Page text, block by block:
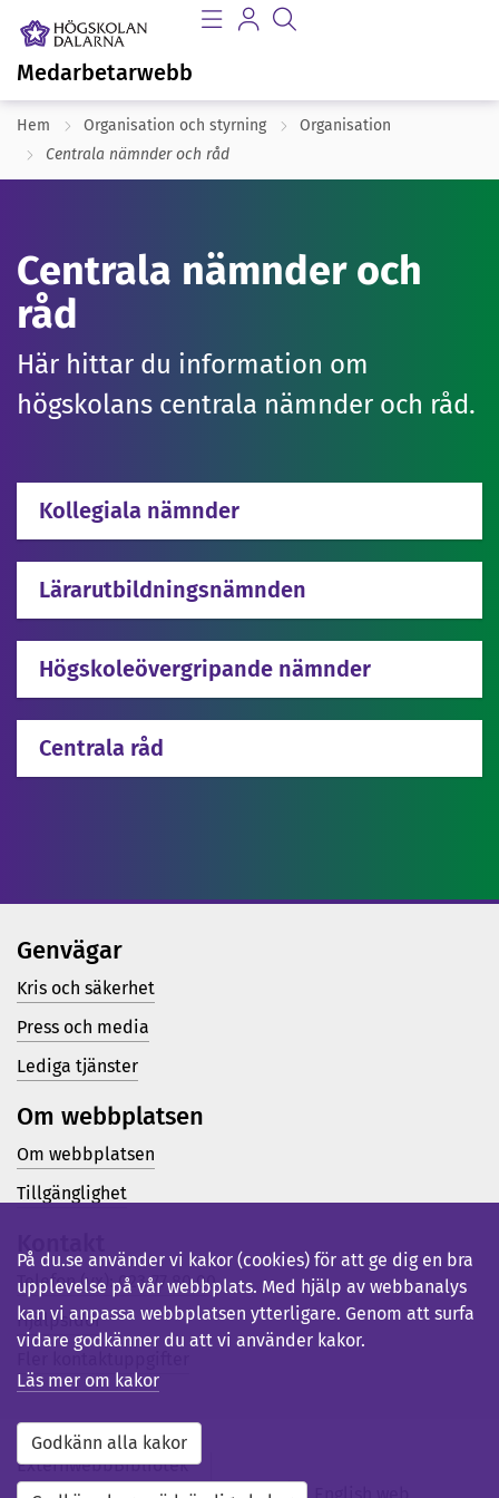
Medarbetarwebb
Hem Organisation och styrning
Organisation
Centrala nämnder och råd
Centrala nämnder och
råd
Här hittar du information om
högskolans centrala nämnder och råd.
Kollegiala nämnder
Lärarutbildningsnämnden
Högskoleövergripande nämnder
Centrala råd
Genvägar
Kris och säkerhet
Press och media
Lediga tjänster
Om webbplatsen
Om webbplatsen
Tillgänglighet
Kontakt
Telefon (vx): 023-77 80 00
Hjälpsidor
ExternwebbBibliotek
Studentwebb
Medarbetarwebb
På du.se använder vi kakor (cookies) för att ge dig en bra
upplevelse på vår webbplats. Med hjälp av webbanalys
kan vi anpassa webbplatsen ytterligare. Genom att surfa
vidare godkänner du att vi använder kakor.
Läs mer om kakor
Godkänn alla kakor